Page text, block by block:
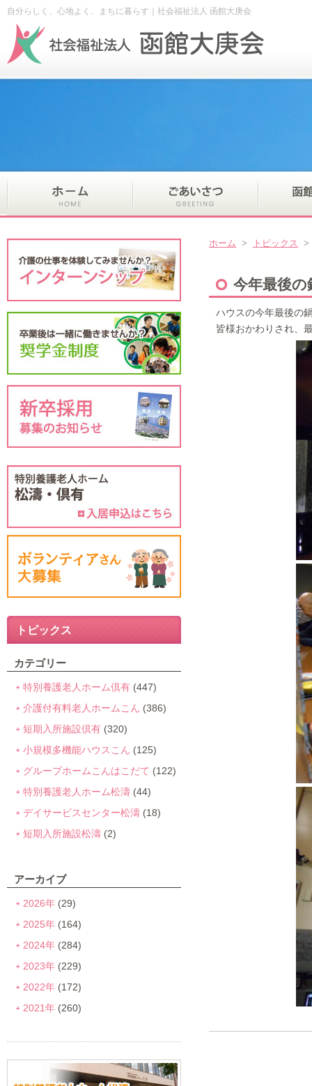
自分らしく、心地よく、まちに暮らす｜社会福祉法人 函館大庚会
ホーム > トピックス
今年最後の
ハウスの今年最後の
皆様おかわりされ、
トピックス
カテゴリー
特別養護老人ホーム倶有 (447)
介護付有料老人ホームこん (386)
短期入所施設倶有 (320)
小規模多機能ハウスこん (125)
グループホームこんはこだて (122)
特別養護老人ホーム松濤 (44)
デイサービスセンター松濤 (18)
短期入所施設松濤 (2)
アーカイブ
2026年 (29)
2025年 (164)
2024年 (284)
2023年 (229)
2022年 (172)
2021年 (260)